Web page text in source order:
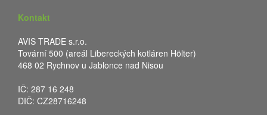
Kontakt
AVIS TRADE s.r.o.
Tovární 500 (areál Libereckých kotláren Hölter)
468 02 Rychnov u Jablonce nad Nisou
IČ: 287 16 248
DIČ: CZ28716248